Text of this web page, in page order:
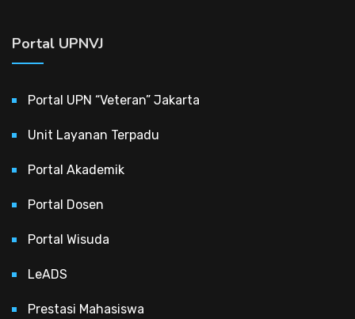
Portal UPNVJ
Portal UPN “Veteran” Jakarta
Unit Layanan Terpadu
Portal Akademik
Portal Dosen
Portal Wisuda
LeADS
Prestasi Mahasiswa